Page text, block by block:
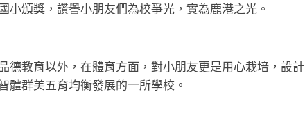
頒獎，讚譽小朋友們為校爭光，實為鹿港之光。
德教育以外，在體育方面，對小朋友更是用心栽培，設計
體群美五育均衡發展的一所學校。